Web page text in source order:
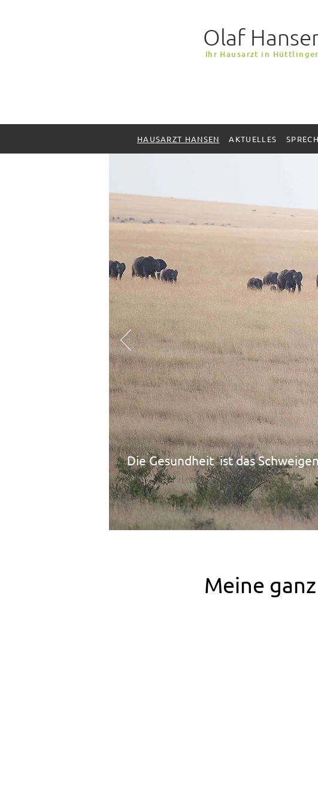
Olaf
Ihr Hausarzt in
Die Gesundheit ist das
Meine
HAUSARZT HANSEN AKTUELLES